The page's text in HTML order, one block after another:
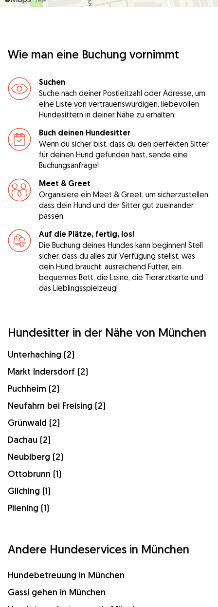
Wie man eine Buchung vornimmt
Suchen
Suche nach deiner Postleitzahl oder Adresse, um
eine Liste von vertrauenswürdigen, liebevollen
Hundesittern in deiner Nähe zu erhalten.
Buch deinen Hundesitter
Wenn du sicher bist, dass du den perfekten Sitter
für deinen Hund gefunden hast, sende eine
Buchungsanfrage!
Meet & Greet
Organisiere ein Meet & Greet, um sicherzustellen,
dass dein Hund und der Sitter gut zueinander
passen.
Auf die Plätze, fertig, los!
Die Buchung deines Hundes kann beginnen! Stell
sicher, dass du alles zur Verfügung stellst, was
dein Hund braucht: ausreichend Futter, ein
bequemes Bett, die Leine, die Tierarztkarte und
das Lieblingsspielzeug!
Hundesitter in der Nähe von München
Unterhaching (2)
Markt Indersdorf (2)
Puchheim (2)
Neufahrn bei Freising (2)
Grünwald (2)
Dachau (2)
Neubiberg (2)
Ottobrunn (1)
Gilching (1)
Pliening (1)
Andere Hundeservices in München
Hundebetreuung in München
Gassi gehen in München